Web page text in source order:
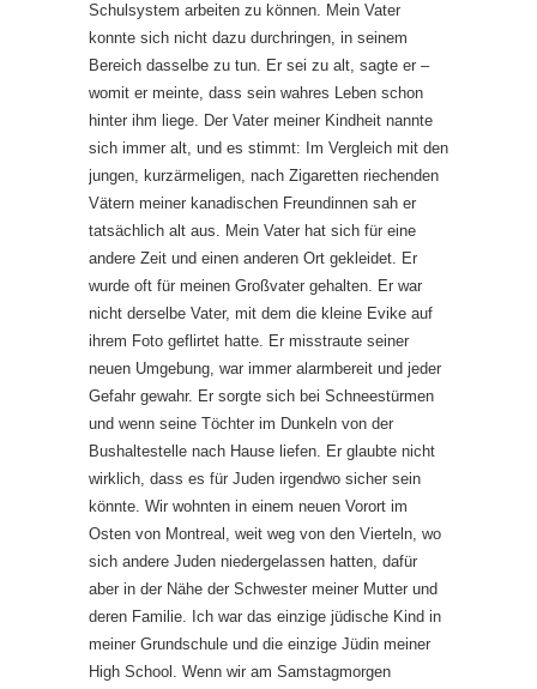
Schulsystem arbeiten zu können. Mein Vater
konnte sich nicht dazu durchringen, in seinem
Bereich dasselbe zu tun. Er sei zu alt, sagte er –
womit er meinte, dass sein wahres Leben schon
hinter ihm liege. Der Vater meiner Kindheit nannte
sich immer alt, und es stimmt: Im Vergleich mit den
jungen, kurzärmeligen, nach Zigaretten riechenden
Vätern meiner kanadischen Freundinnen sah er
tatsächlich alt aus. Mein Vater hat sich für eine
andere Zeit und einen anderen Ort gekleidet. Er
wurde oft für meinen Großvater gehalten. Er war
nicht derselbe Vater, mit dem die kleine Evike auf
ihrem Foto geflirtet hatte. Er misstraute seiner
neuen Umgebung, war immer alarmbereit und jeder
Gefahr gewahr. Er sorgte sich bei Schneestürmen
und wenn seine Töchter im Dunkeln von der
Bushaltestelle nach Hause liefen. Er glaubte nicht
wirklich, dass es für Juden irgendwo sicher sein
könnte. Wir wohnten in einem neuen Vorort im
Osten von Montreal, weit weg von den Vierteln, wo
sich andere Juden niedergelassen hatten, dafür
aber in der Nähe der Schwester meiner Mutter und
deren Familie. Ich war das einzige jüdische Kind in
meiner Grundschule und die einzige Jüdin meiner
High School. Wenn wir am Samstagmorgen